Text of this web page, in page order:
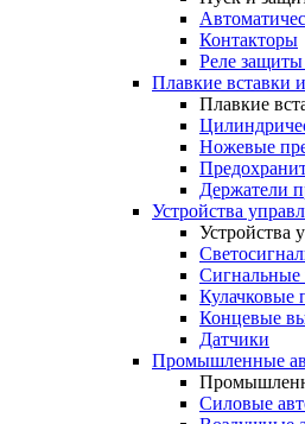
Контакторы
Реле защиты
Плавкие вставки
Плавкие
Ножевые
Держатели
Устройства
Устройства
Кулачковые
Концевые
Датчики
Промышленные
Силовые